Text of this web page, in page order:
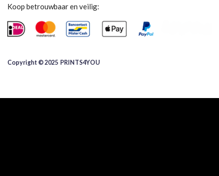
Koop betrouwbaar en veilig:
Copyright © 2025 ​PRINTS4YOU